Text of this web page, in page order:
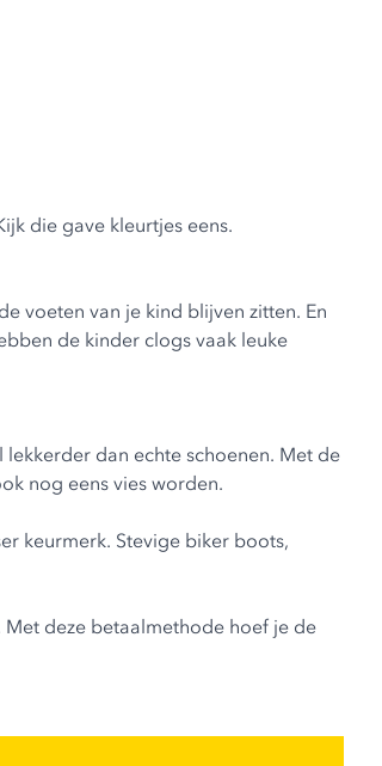
die gave kleurtjes eens.
voeten van je kind blijven zitten. En
de kinder clogs vaak leuke
dan echte schoenen. Met de
nog eens vies worden.
keurmerk. Stevige biker boots,
deze betaalmethode hoef je de